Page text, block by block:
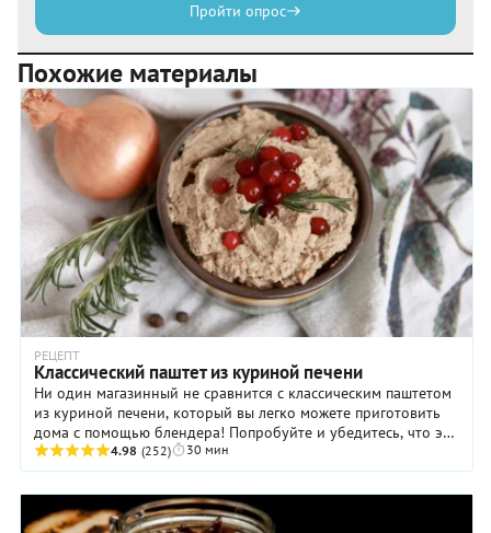
Пройти опрос
Похожие материалы
РЕЦЕПТ
Классический паштет из куриной печени
Ни один магазинный не сравнится с классическим паштетом
из куриной печени, который вы легко можете приготовить
дома с помощью блендера! Попробуйте и убедитесь, что это
действительно так. Тем более что ...
4.98 (252) 30 мин